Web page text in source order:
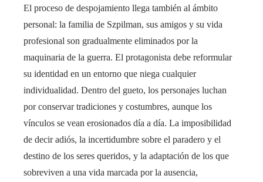
El proceso de despojamiento llega también al ámbito
personal: la familia de Szpilman, sus amigos y su vida
profesional son gradualmente eliminados por la
maquinaria de la guerra. El protagonista debe reformular
su identidad en un entorno que niega cualquier
individualidad. Dentro del gueto, los personajes luchan
por conservar tradiciones y costumbres, aunque los
vínculos se vean erosionados día a día. La imposibilidad
de decir adiós, la incertidumbre sobre el paradero y el
destino de los seres queridos, y la adaptación de los que
sobreviven a una vida marcada por la ausencia,